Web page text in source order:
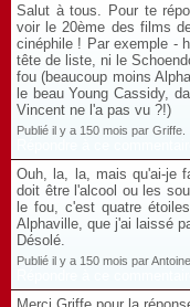
Salut à tous. Pour te
voir le 20ème des films
cinéphile ! Par exemple -
tête de liste, ni le
fou (beaucoup moins
le beau Young Cassidy,
Vincent ne l'a pas vu ?!)
Publié il y a 150 mois par Griffe.
Ouh, la, la, mais qu'ai-je
doit être l'alcool ou les
le fou, c'est quatre
Alphaville, que j'ai laissé
Désolé.
Publié il y a 150 mois par Antoine.